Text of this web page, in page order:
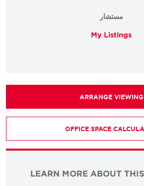
مستشار
My Listings
ARRANGE
OFFICE SPACE
LEARN MORE ABOUT